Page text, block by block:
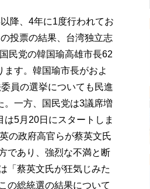
降、4年に1度行われてお
投票の結果、台湾独立志
民党の韓国瑜高雄市長62
す。韓国瑜市長がおよ
員の選挙についても民進
。一方、国民党は3議席増
5月20日にスタートしま
の政府高官らが蔡英文氏
であり、強烈な不満と断
「蔡英文氏が狂気じみた
の総統選の結果について